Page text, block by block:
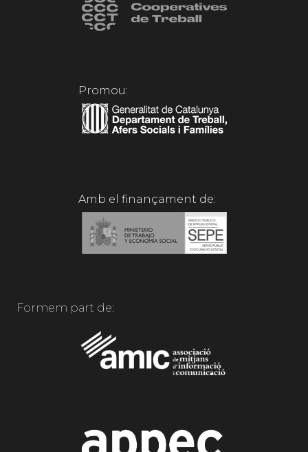
Promou:
Amb el finançament de:
Formem part de: